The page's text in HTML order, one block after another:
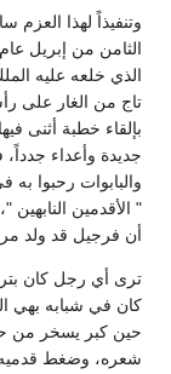
وتنفيذاً لهذا
الذي خلعه عليه
تاج من الغار على
بإلقاء خطبة أثنى
جديدة وأعداء جدداً،
والبابوات رحبوا
" الأقدمين
أن فرجيل قد ولد
ترى أي رجل كان
كان في شبابه بهي
حين كبر يسخر من
شعره، وضغط قدميه